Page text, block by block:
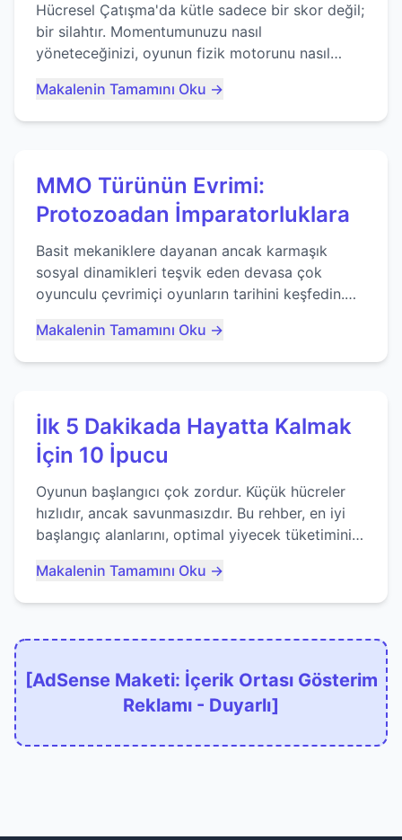
Hücresel Çatışma'da kütle sadece bir skor değil;
bir silahtır. Momentumunuzu nasıl
yöneteceğinizi, oyunun fizik motorunu nasıl
ustalaşacağınızı öğrenin...
Makalenin Tamamını Oku →
MMO Türünün Evrimi:
Protozoadan İmparatorluklara
Basit mekaniklere dayanan ancak karmaşık
sosyal dinamikleri teşvik eden devasa çok
oyunculu çevrimiçi oyunların tarihini keşfedin.
Makalenin Tamamını Oku →
İlk 5 Dakikada Hayatta Kalmak
İçin 10 İpucu
Oyunun başlangıcı çok zordur. Küçük hücreler
hızlıdır, ancak savunmasızdır. Bu rehber, en iyi
başlangıç alanlarını, optimal yiyecek tüketimini
kaçınacağınızı anlatıyor...
Makalenin Tamamını Oku →
[AdSense Maketi: İçerik Ortası Gösterim
Reklamı - Duyarlı]